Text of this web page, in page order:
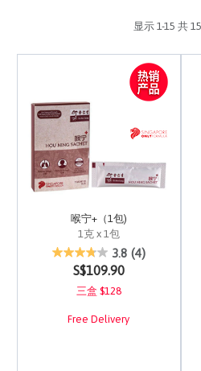
显示 1-15 共
喉宁+（1包)
1克 x 1包
5 out of 5 Customer
3.8 (4)
S$109.90
三盒 $128
Free Delivery